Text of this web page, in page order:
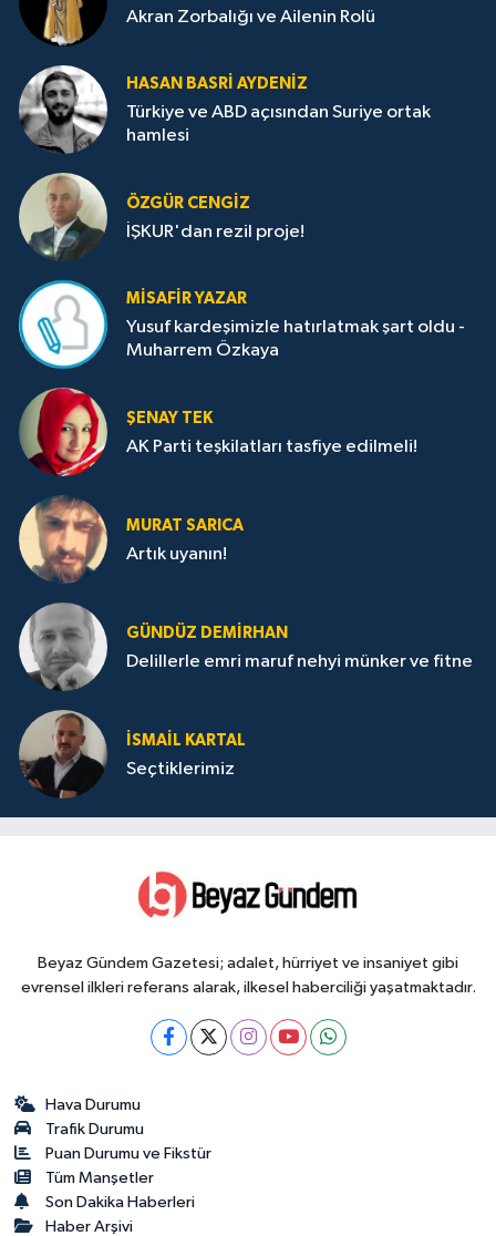
Akran Zorbalığı ve Ailenin Rolü
HASAN BASRI AYDENIZ
Türkiye ve ABD açısından Suriye ortak
hamlesi
ÖZGÜR CENGIZ
İŞKUR'dan rezil proje!
MISAFIR YAZAR
Yusuf kardeşimizle hatırlatmak şart oldu -
Muharrem Özkaya
ŞENAY TEK
AK Parti teşkilatları tasfiye edilmeli!
MURAT SARICA
Artık uyanın!
GÜNDÜZ DEMIRHAN
Delillerle emri maruf nehyi münker ve fitne
İSMAIL KARTAL
Seçtiklerimiz
Beyaz Gündem Gazetesi; adalet, hürriyet ve insaniyet gibi
evrensel ilkleri referans alarak, ilkesel haberciliği yaşatmaktadır.
Hava Durumu
Trafik Durumu
Puan Durumu ve Fikstür
Tüm Manşetler
Son Dakika Haberleri
Haber Arşivi